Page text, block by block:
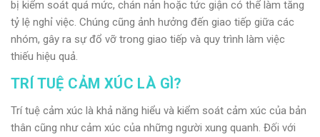
bị kiểm soát quá mức, chán nản hoặc tức giận có thể làm tăng
tỷ lệ nghỉ việc. Chúng cũng ảnh hưởng đến giao tiếp giữa các
nhóm, gây ra sự đổ vỡ trong giao tiếp và quy trình làm việc
thiếu hiệu quả.
TRÍ TUỆ CẢM XÚC LÀ GÌ?
Trí tuệ cảm xúc là khả năng hiểu và kiểm soát cảm xúc của bản
thân cũng như cảm xúc của những người xung quanh. Đối với